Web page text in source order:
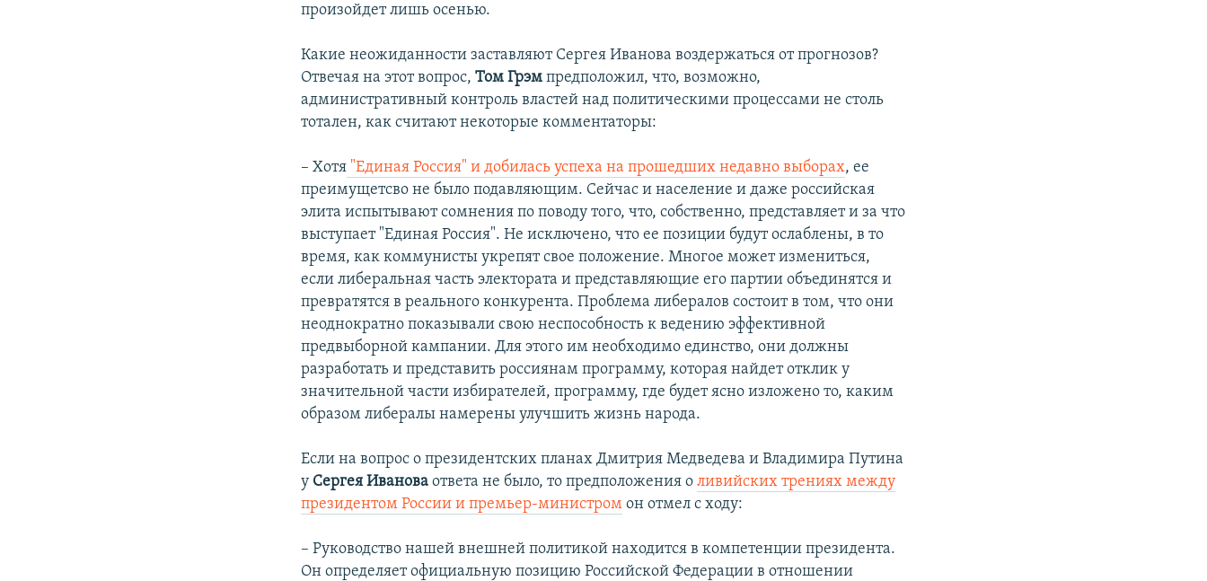
произойдет лишь осенью.
Какие неожиданности заставляют Сергея Иванова воздержаться от прогнозов?
Отвечая на этот вопрос,Том Грэм предположил, что, возможно,
административный контроль властей над политическими процессами не столь
тотален, как считают некоторые комментаторы:
– Хотя "Единая Россия" и добилась успеха на прошедших недавно выборах, ее
преимущетсво не было подавляющим. Сейчас и население и даже российская
элита испытывают сомнения по поводу того, что, собственно, представляет и за что
выступает "Единая Россия". Не исключено, что ее позиции будут ослаблены, в то
время, как коммунисты укрепят свое положение. Многое может измениться,
если либеральная часть электората и представляющие его партии объединятся и
превратятся в реального конкурента. Проблема либералов состоит в том, что они
неоднократно показывали свою неспособность к ведению эффективной
предвыборной кампании. Для этого им необходимо единство, они должны
разработать и представить россиянам программу, которая найдет отклик у
значительной части избирателей, программу, где будет ясно изложено то, каким
образом либералы намерены улучшить жизнь народа.
Если на вопрос о президентских планах Дмитрия Медведева и Владимира Путина
у Сергея Иванова ответа не было, то предположения оливийских трениях между
президентом России и премьер-министром он отмел с ходу:
– Руководство нашей внешней политикой находится в компетенции президента.
Он определяет официальную позицию Российской Федерации в отношении